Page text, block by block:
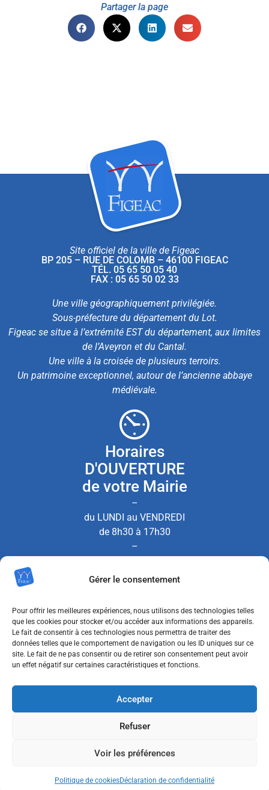
Gérer le consentement
Pour offrir les meilleures expériences, nous utilisons des technologies telles
que les cookies pour stocker et/ou accéder aux informations des appareils.
Le fait de consentir à ces technologies nous permettra de traiter des
données telles que le comportement de navigation ou les ID uniques sur ce
site. Le fait de ne pas consentir ou de retirer son consentement peut avoir
un effet négatif sur certaines caractéristiques et fonctions.
Accepter
Refuser
Voir les préférences
Politique de cookiesDéclaration de confidentialité
Partager la page
Site officiel de la ville de Figeac
BP 205 – RUE DE COLOMB – 46100 FIGEAC
TÉL. 05 65 50 05 40
FAX : 05 65 50 02 33
Une ville géographiquement privilégiée.
Sous-préfecture du département du Lot.
Figeac se situe à l’extrémité EST du département, aux limites
de l’Aveyron et du Cantal.
Une ville à la croisée de plusieurs terroirs.
Un patrimoine exceptionnel, autour de l’ancienne abbaye
médiévale.
Horaires
D'OUVERTURE
de votre Mairie
–
du LUNDI au VENDREDI
de 8h30 à 17h30
–
Nous contacter
MENTIONS LÉGALES
POLITIQUE DE CONFIDENTIALITÉ